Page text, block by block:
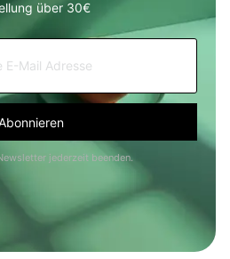
über 30€
jederzeit beenden.